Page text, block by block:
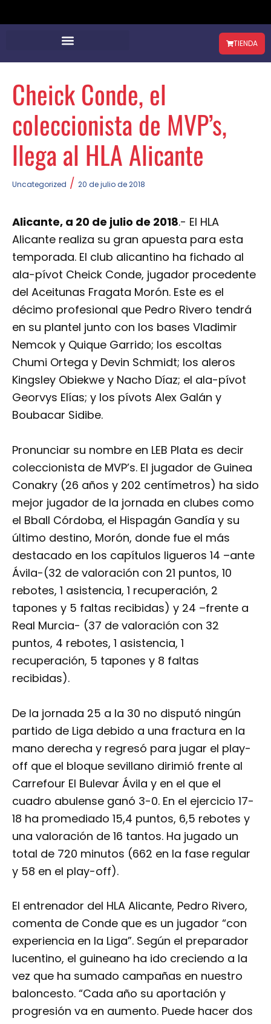
TIENDA
Cheick Conde, el
coleccionista de MVP’s,
llega al HLA Alicante
Uncategorized / 20 de julio de 2018
Alicante, a 20 de julio de 2018.- El HLA
Alicante realiza su gran apuesta para esta
temporada. El club alicantino ha fichado al
ala-pívot Cheick Conde, jugador procedente
del Aceitunas Fragata Morón. Este es el
décimo profesional que Pedro Rivero tendrá
en su plantel junto con los bases Vladimir
Nemcok y Quique Garrido; los escoltas
Chumi Ortega y Devin Schmidt; los aleros
Kingsley Obiekwe y Nacho Díaz; el ala-pívot
Georvys Elías; y los pívots Alex Galán y
Boubacar Sidibe.
Pronunciar su nombre en LEB Plata es decir
coleccionista de MVP’s. El jugador de Guinea
Conakry (26 años y 202 centímetros) ha sido
mejor jugador de la jornada en clubes como
el Bball Córdoba, el Hispagán Gandía y su
último destino, Morón, donde fue el más
destacado en los capítulos ligueros 14 –ante
Ávila-(32 de valoración con 21 puntos, 10
rebotes, 1 asistencia, 1 recuperación, 2
tapones y 5 faltas recibidas) y 24 –frente a
Real Murcia- (37 de valoración con 32
puntos, 4 rebotes, 1 asistencia, 1
recuperación, 5 tapones y 8 faltas
recibidas).
De la jornada 25 a la 30 no disputó ningún
partido de Liga debido a una fractura en la
mano derecha y regresó para jugar el play-
off que el bloque sevillano dirimió frente al
Carrefour El Bulevar Ávila y en el que el
cuadro abulense ganó 3-0. En el ejercicio 17-
18 ha promediado 15,4 puntos, 6,5 rebotes y
una valoración de 16 tantos. Ha jugado un
total de 720 minutos (662 en la fase regular
y 58 en el play-off).
El entrenador del HLA Alicante, Pedro Rivero,
comenta de Conde que es un jugador “con
experiencia en la Liga”. Según el preparador
lucentino, el guineano ha ido creciendo a la
vez que ha sumado campañas en nuestro
baloncesto. “Cada año su aportación y
progresión va en aumento. Puede hacer dos